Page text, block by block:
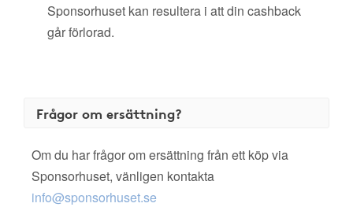
Sponsorhuset kan resultera i att din cashback
går förlorad.
Frågor om ersättning?
Om du har frågor om ersättning från ett köp via
Sponsorhuset, vänligen kontakta
info@sponsorhuset.se